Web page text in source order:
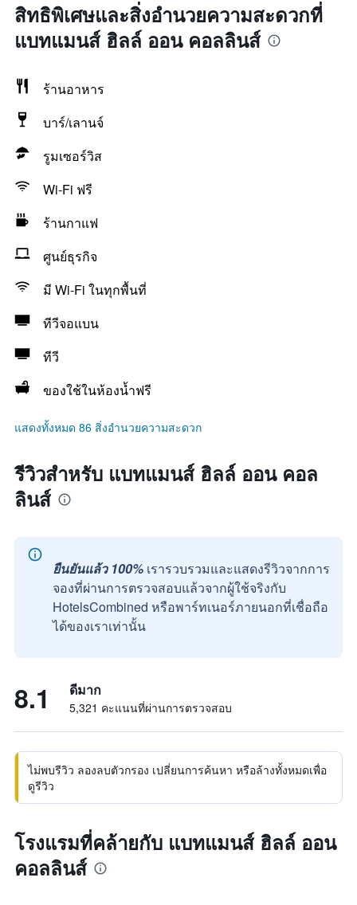
สิทธิพิเศษและสิ่งอำนวยความสะดวกที่
แบทแมนส์ ฮิลล์ ออน คอลลินส์
ร้านอาหาร
บาร์/เลานจ์
รูมเซอร์วิส
Wi-Fi ฟรี
ร้านกาแฟ
ศูนย์ธุรกิจ
มี Wi-Fi ในทุกพื้นที่
ทีวีจอแบน
ทีวี
ของใช้ในห้องน้ำฟรี
แสดงทั้งหมด 86 สิ่งอำนวยความสะดวก
รีวิวสำหรับ แบทแมนส์ ฮิลล์ ออน คอล
ลินส์
ยืนยันแล้ว 100% เรารวบรวมและแสดงรีวิวจากการ
จองที่ผ่านการตรวจสอบแล้วจากผู้ใช้จริงกับ
HotelsCombined หรือพาร์ทเนอร์ภายนอกที่เชื่อถือ
ได้ของเราเท่านั้น
8.1 ดีมาก
5,321 คะแนนที่ผ่านการตรวจสอบ
ไม่พบรีวิว ลองลบตัวกรอง เปลี่ยนการค้นหา หรือล้างทั้งหมดเพื่อ
ดูรีวิว
โรงแรมที่คล้ายกับ แบทแมนส์ ฮิลล์ ออน
คอลลินส์